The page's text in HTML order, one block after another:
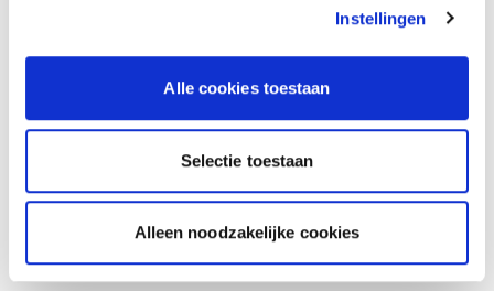
Instellingen
Alle cookies toestaan
Selectie toestaan
Alleen noodzakelijke cookies